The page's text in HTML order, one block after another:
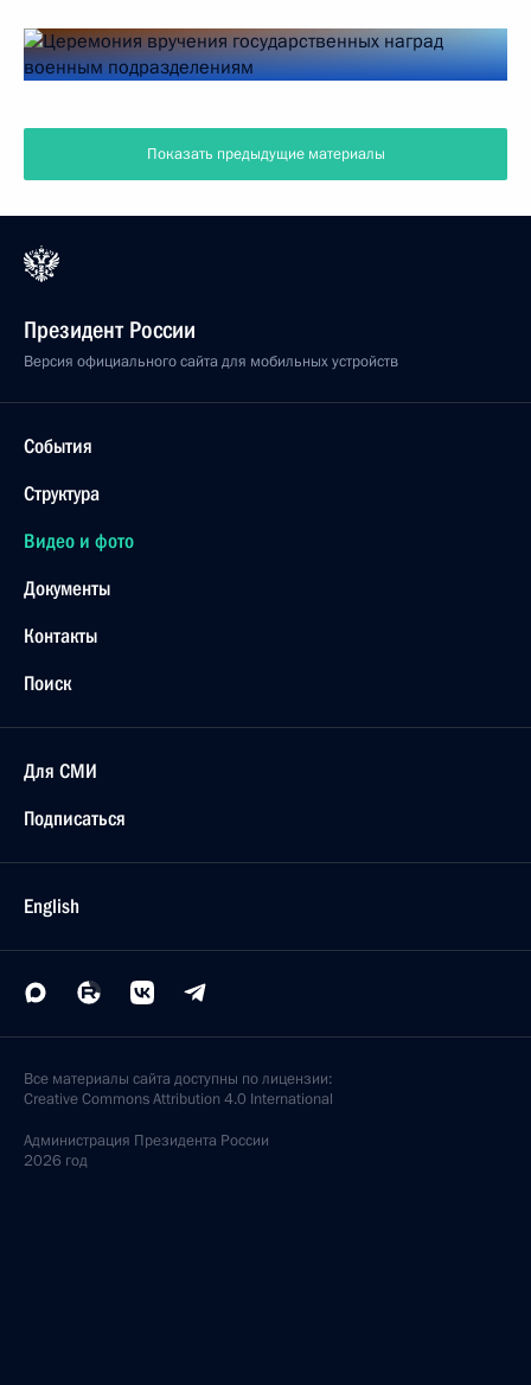
Показать предыдущие материалы
Президент России
Версия официального сайта для мобильных устройств
События
Структура
Видео и фото
Документы
Контакты
Поиск
Для СМИ
Подписаться
English
Все материалы сайта доступны по лицензии:
Creative Commons Attribution 4.0 International
Администрация Президента России
2026 год